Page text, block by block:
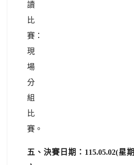
讀
比
賽：
現
場
分
組
比
賽。
五、決賽日期：115.05.02(星期